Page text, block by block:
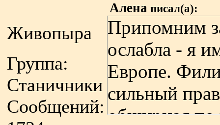
Живопыра
Группа:
Станичники
Сообщений:
Алена писал(а):
Припомним
ослабла - я
Европе.
сильный
обширная по